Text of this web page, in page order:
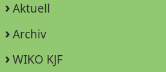
Aktuell
Archiv
WIKO KJF